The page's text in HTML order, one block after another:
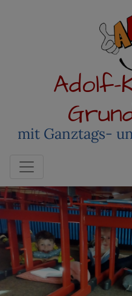
Adolf-
mit Ganztags-
Toggle navigation